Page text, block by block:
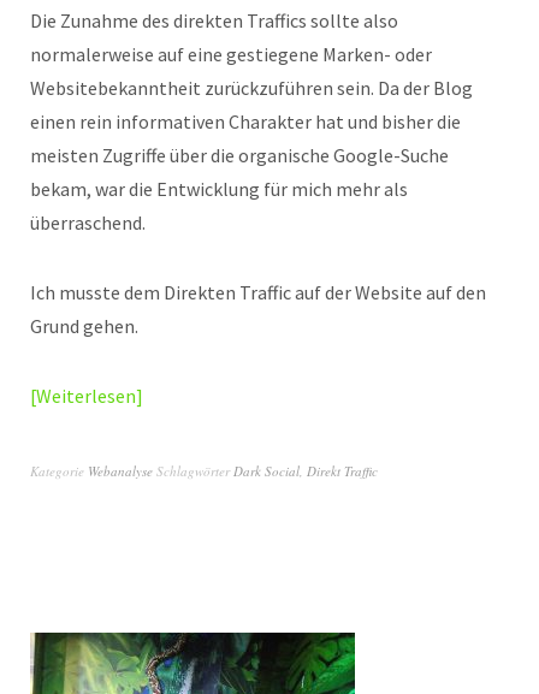
Die Zunahme des direkten Traffics sollte also
normalerweise auf eine gestiegene Marken- oder
Websitebekanntheit zurückzuführen sein. Da der Blog
einen rein informativen Charakter hat und bisher die
meisten Zugriffe über die organische Google-Suche
bekam, war die Entwicklung für mich mehr als
überraschend.
Ich musste dem Direkten Traffic auf der Website auf den
Grund gehen.
Weiterlesen
Kategorie Webanalyse Schlagwörter Dark Social Direkt Traffic